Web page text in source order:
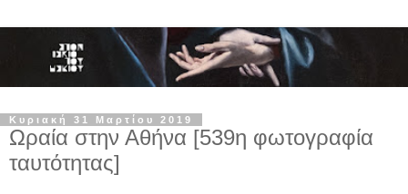
Κυριακή 31 Μαρτίου 2019
Ωραία στην Αθήνα [539η φωτογραφία
ταυτότητας]